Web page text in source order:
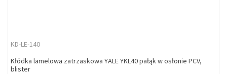
KD-LE-140
Kłódka lamelowa zatrzaskowa YALE YKL40 pałąk w osłonie PCV,
blister